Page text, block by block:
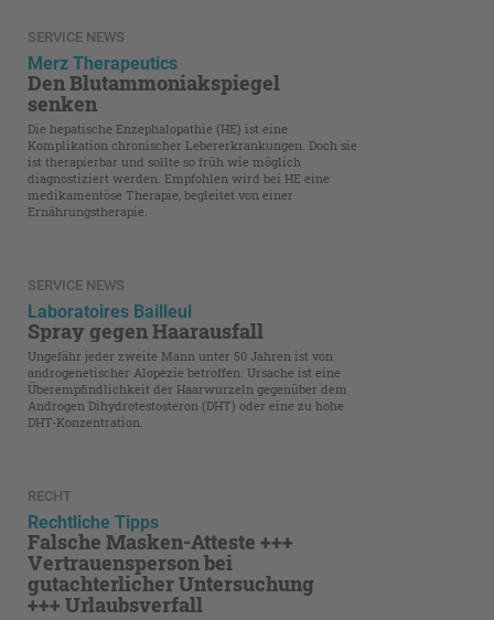
SERVICE NEWS
Merz Therapeutics
Den Blutammoniakspiegel
senken
Die hepatische Enzephalopathie (HE) ist eine
Komplikation chronischer Lebererkrankungen. Doch sie
ist therapierbar und sollte so früh wie möglich
diagnostiziert werden. Empfohlen wird bei HE eine
medikamentöse Therapie, begleitet von einer
Ernährungstherapie.
SERVICE NEWS
Laboratoires Bailleul
Spray gegen Haarausfall
Ungefähr jeder zweite Mann unter 50 Jahren ist von
androgenetischer Alopezie betroffen. Ursache ist eine
Überempfindlichkeit der Haarwurzeln gegenüber dem
Androgen Dihydrotestosteron (DHT) oder eine zu hohe
DHT-Konzentration.
RECHT
Rechtliche Tipps
Falsche Masken-Atteste +++
Vertrauensperson bei
gutachterlicher Untersuchung
+++ Urlaubsverfall